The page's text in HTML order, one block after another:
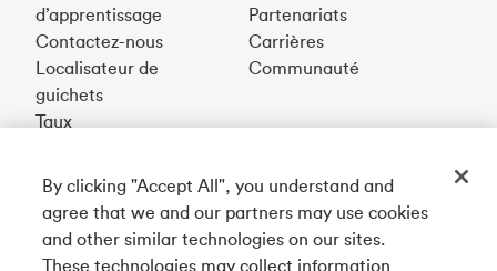
d’apprentissage
Contactez-nous
Localisateur de
guichets
Taux
Partenariats
Carrières
Communauté
Téléchargez notre appli
By clicking "Accept All", you understand and
agree that we and our partners may use cookies
and other similar technologies on our sites.
These technologies may collect information